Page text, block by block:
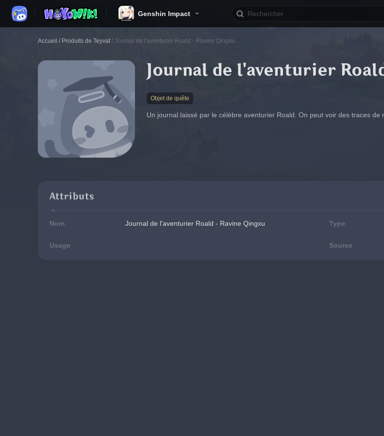
Genshin Impact
Accueil / Produits de Teyvat / Journal de l'aventurier Roald - Ravine Qingxu
Journal de l'aventurier
Objet de quête
Un journal laissé par le célèbre aventurier Roald. On peut voir des traces de
Attributs
Nom Journal de l'aventurier Roald - Ravine Qingxu Type
Usage Source